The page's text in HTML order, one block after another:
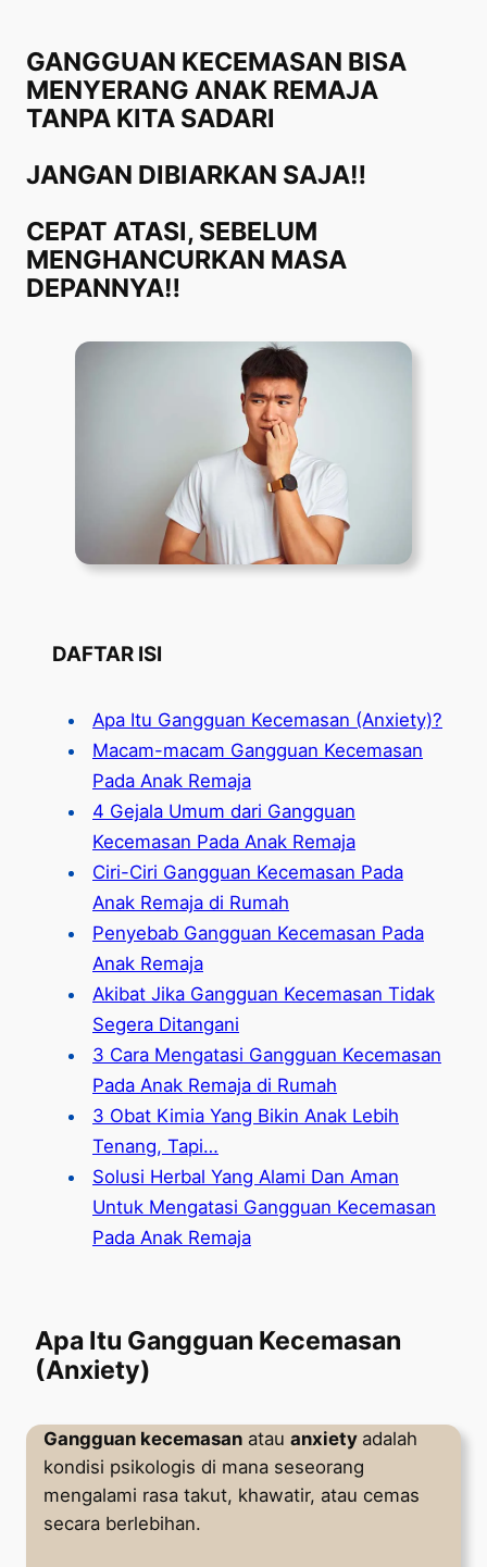
konten
GANGGUAN KECEMASAN BISA
MENYERANG ANAK REMAJA
TANPA KITA SADARI
JANGAN DIBIARKAN SAJA‼️
CEPAT ATASI, SEBELUM
MENGHANCURKAN MASA
DEPANNYA‼️
DAFTAR ISI
Apa Itu Gangguan Kecemasan (Anxiety)?
Macam-macam Gangguan Kecemasan
Pada Anak Remaja
4 Gejala Umum dari Gangguan
Kecemasan Pada Anak Remaja
Ciri-Ciri Gangguan Kecemasan Pada
Anak Remaja di Rumah
Penyebab Gangguan Kecemasan Pada
Anak Remaja
Akibat Jika Gangguan Kecemasan Tidak
Segera Ditangani
3 Cara Mengatasi Gangguan Kecemasan
Pada Anak Remaja di Rumah
3 Obat Kimia Yang Bikin Anak Lebih
Tenang, Tapi…
Solusi Herbal Yang Alami Dan Aman
Untuk Mengatasi Gangguan Kecemasan
Pada Anak Remaja
Apa Itu Gangguan Kecemasan
(Anxiety)
Gangguan kecemasan atau anxiety adalah
kondisi psikologis di mana seseorang
mengalami rasa takut, khawatir, atau cemas
secara berlebihan.